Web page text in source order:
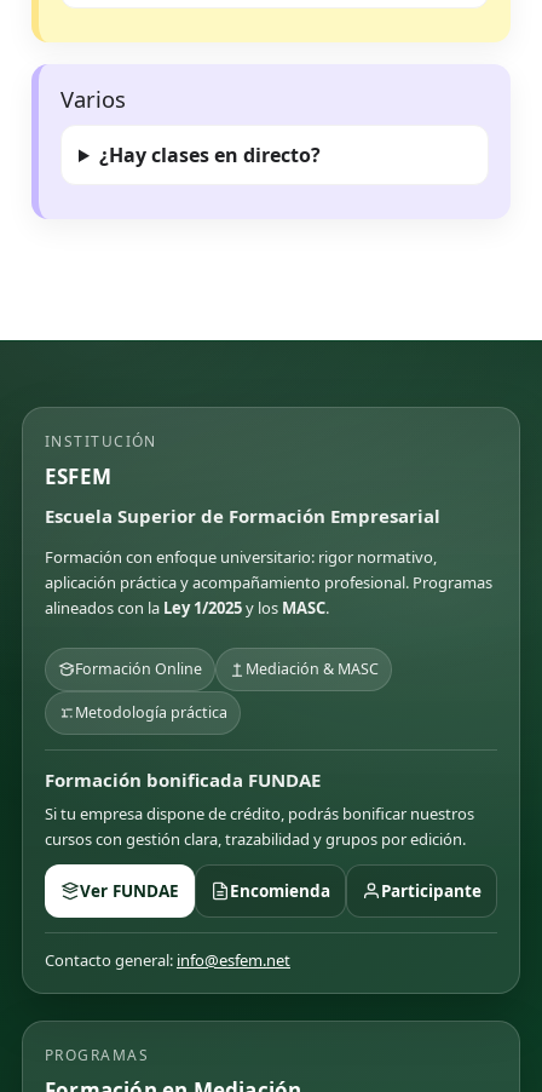
Varios
¿Hay clases en directo?
INSTITUCIÓN
ESFEM
Escuela Superior de Formación Empresarial
Formación con enfoque universitario: rigor normativo,
aplicación práctica y acompañamiento profesional. Programas
alineados con la Ley 1/2025y los MASC.
Formación Online Mediación & MASC
Metodología práctica
Formación bonificada FUNDAE
Si tu empresa dispone de crédito, podrás bonificar nuestros
cursos con gestión clara, trazabilidad y grupos por edición.
Ver FUNDAE Encomienda Participante
Contacto general: info@esfem.net
PROGRAMAS